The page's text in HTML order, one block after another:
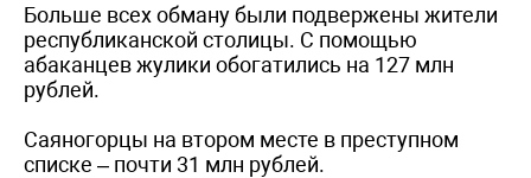
Больше всех обману были подвержены жители
республиканской столицы. С помощью
абаканцев жулики обогатились на 127 млн
рублей.
Саяногорцы на втором месте в преступном
списке – почти 31 млн рублей.